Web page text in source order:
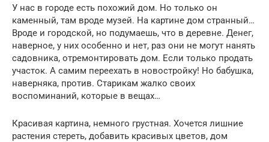
У нас в городе есть похожий дом. Но только он
каменный, там вроде музей. На картине дом странный…
Вроде и городской, но подумаешь, что в деревне. Денег,
наверное, у них особенно и нет, раз они не могут нанять
садовника, отремонтировать дом. Если только продать
участок. А самим переехать в новостройку! Но бабушка,
наверняка, против. Старикам жалко своих
воспоминаний, которые в вещах…
Красивая картина, немного грустная. Хочется лишние
растения стереть, добавить красивых цветов, дом